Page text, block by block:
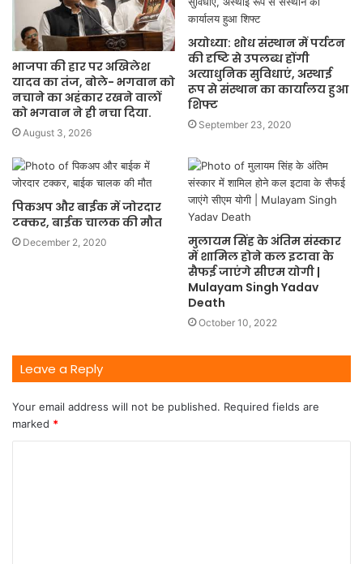
भाजपा की हार पर अखिलेश
यादव का तंज, बोले- भगवान को
नचाने का अहंकार रखने वालों
को भगवान ने ही नचा दिया.
August 3, 2026
अयोध्या: शोध संस्थान में पर्यटन
की दृष्टि से उपलब्ध होंगी
अत्याधुनिक सुविधाएं, अस्थाई
रूप से संस्थान का कार्यालय हुआ
शिफ्ट
September 23, 2020
पिकअप और बाईक में जोरदार
टक्कर, बाईक चालक की मौत
December 2, 2020
मुलायम सिंह के अंतिम संस्कार
में शामिल होने कल इटावा के
सैफई जाएंगे सीएम योगी |
Mulayam Singh Yadav
Death
October 10, 2022
Leave a Reply
Your email address will not be published. Required fields are
marked *